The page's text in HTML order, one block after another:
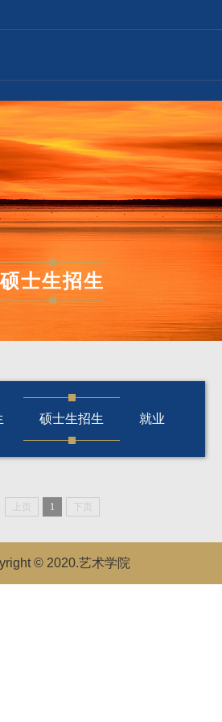
硕士生招生
硕士生招生 就业
上页 1 下页
© 2020.艺术学院